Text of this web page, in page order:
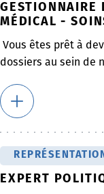
GESTIONNAIRE
MÉDICAL -
Vous êtes prêt à
dossiers au sein de
EXPERT